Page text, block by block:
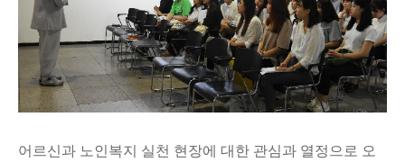
어르신과 노인복지 실천 현장에 대한 관심과 열정으로 오